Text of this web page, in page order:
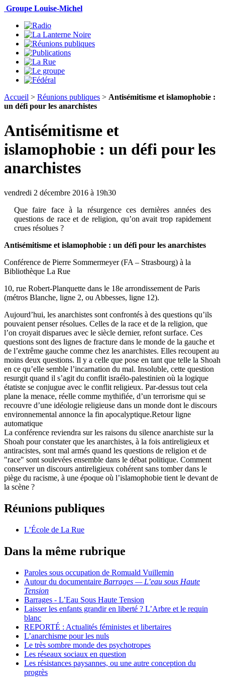
Groupe Louise-Michel
Accueil > Réunions publiques > Antisémitisme et islamophobie :
un défi pour les anarchistes
Antisémitisme et
islamophobie : un défi pour les
anarchistes
vendredi 2 décembre 2016 à 19h30
Que faire face à la résurgence ces dernières années des
questions de race et de religion, qu’on avait trop rapidement
crues résolues ?
Antisémitisme et islamophobie : un défi pour les anarchistes
Conférence de Pierre Sommermeyer (FA – Strasbourg) à la
Bibliothèque La Rue
10, rue Robert-Planquette dans le 18e arrondissement de Paris
(métros Blanche, ligne 2, ou Abbesses, ligne 12).
Aujourd’hui, les anarchistes sont confrontés à des questions qu’ils
pouvaient penser résolues. Celles de la race et de la religion, que
l’on croyait disparues avec le siècle dernier, refont surface. Ces
questions sont des lignes de fracture dans le monde de la gauche et
de l’extrême gauche comme chez les anarchistes. Elles recoupent au
moins deux questions. Il y a celle que pose en tant que telle la Shoah
en ce qu’elle semble l’incarnation du mal. Insoluble, cette question
resurgit quand il s’agit du conflit israélo-palestinien où la logique
étatiste se conjugue avec le conflit religieux. Par-dessus tout cela
plane la menace, réelle comme mythifiée, d’un terrorisme qui se
recouvre d’une idéologie religieuse dans un monde dont le discours
environnemental annonce la fin apocalyptique.Retour ligne
automatique
La conférence reviendra sur les raisons du silence anarchiste sur la
Shoah pour constater que les anarchistes, à la fois antireligieux et
antiracistes, sont mal armés quand les questions de religion et de
"race" sont soulevées ensemble dans le débat politique. Comment
conserver un discours antireligieux cohérent sans tomber dans le
piège du racisme, à une époque où l’islamophobie tient le devant de
la scène ?
Réunions publiques
L’École de La Rue
Dans la même rubrique
Paroles sous occupation de Romuald Vuillemin
Autour du documentaire Barrages — L’eau sous Haute
Tension
Barrages - L’Eau Sous Haute Tension
Laisser les enfants grandir en liberté ? L’Arbre et le requin
blanc
REPORTÉ : Actualités féministes et libertaires
L’anarchisme pour les nuls
Le très sombre monde des psychotropes
Les réseaux sociaux en question
Les résistances paysannes, ou une autre conception du
progrès